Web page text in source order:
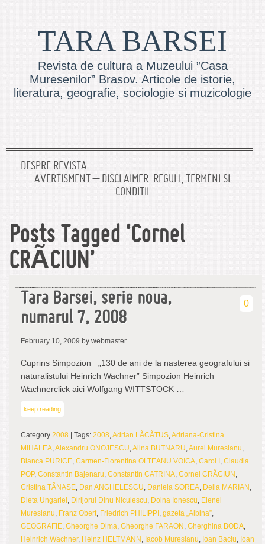
TARA BARSEI
Revista de cultura a Muzeului ”Casa
Muresenilor” Brasov. Articole de istorie,
literatura, geografie, sociologie si muzicologie
DESPRE REVISTA
AVERTISMENT – DISCLAIMER. REGULI, TERMENI SI
CONDITII
Posts Tagged ‘Cornel
CRÃCIUN’
Tara Barsei, serie noua,
numarul 7, 2008
0
February 10, 2009 by webmaster
Cuprins Simpozion „130 de ani de la nasterea geografului si
naturalistului Heinrich Wachner” Simpozion Heinrich
Wachnerclick aici Wolfgang WITTSTOCK …
keep reading
Category 2008 | Tags: 2008,Adrian LÃCÃTUS,Adriana-Cristina
MIHALEA,Alexandru ONOJESCU,Alina BUTNARU,Aurel Muresianu,
Bianca PURICE, Carmen-Florentina OLTEANU VOICA, Carol I , Claudia
POP, Constantin Bajenaru, Constantin CATRINA, Cornel CRÃCIUN ,
Cristina TÃNASE, Dan ANGHELESCU, Daniela SOREA, Delia MARIAN ,
Dieta Ungariei, Dirijorul Dinu Niculescu, Doina Ionescu, Elenei
Muresianu, Franz Obert, Friedrich PHILIPPI , gazeta „Albina”,
GEOGRAFIE, Gheorghe Dima, Gheorghe FARAON , Gherghina BODA,
Heinrich Wachner, Heinz HELTMANN , Iacob Muresianu, Ioan Baciu, Ioan